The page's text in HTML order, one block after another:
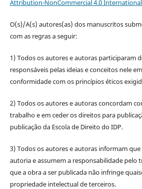
Attribution-NonCommercial 4.0
O(s)/A(s) autores(as) dos manuscritos
com as regras a seguir:
1) Todos os autores e autoras participaram
responsáveis pelas ideias e conceitos nele
conformidade com os princípios éticos
2) Todos os autores e autoras concordam
trabalho e em ceder os direitos para
publicação da Escola de Direito do IDP.
3) Todos os autores e autoras informam
autoria e assumem a responsabilidade pelo
que a obra a ser publicada não infringe
propriedade intelectual de terceiros.